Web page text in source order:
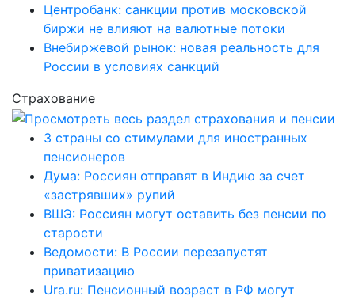
Центробанк: санкции против московской
биржи не влияют на валютные потоки
Внебиржевой рынок: новая реальность для
России в условиях санкций
Страхование
3 страны со стимулами для иностранных
пенсионеров
Дума: Россиян отправят в Индию за счет
«застрявших» рупий
ВШЭ: Россиян могут оставить без пенсии по
старости
Ведомости: В России перезапустят
приватизацию
Ura.ru: Пенсионный возраст в РФ могут